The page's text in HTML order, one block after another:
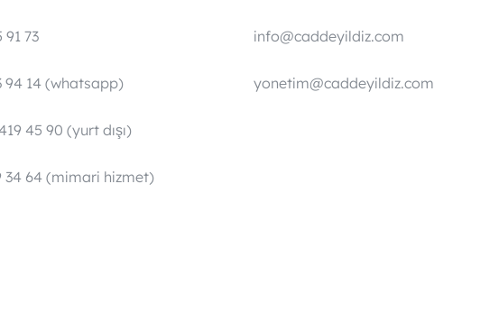
91 73
94 14 (whatsapp)
45 90 (yurt dışı)
34 64 (mimari hizmet)
info@caddeyildiz.com
yonetim@caddeyildiz.com